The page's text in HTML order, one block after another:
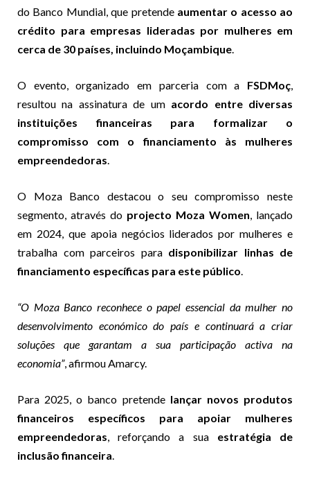
do Banco Mundial, que pretende aumentar o acesso ao
crédito para empresas lideradas por mulheres em
cerca de 30 países, incluindo Moçambique.
O evento, organizado em parceria com a FSDMoç,
resultou na assinatura de um acordo entre diversas
instituições financeiras para formalizar o
compromisso com o financiamento às mulheres
empreendedoras.
O Moza Banco destacou o seu compromisso neste
segmento, através do projecto Moza Women, lançado
em 2024, que apoia negócios liderados por mulheres e
trabalha com parceiros para disponibilizar linhas de
financiamento específicas para este público.
“O Moza Banco reconhece o papel essencial da mulher no
desenvolvimento económico do país e continuará a criar
soluções que garantam a sua participação activa na
economia”, afirmou Amarcy.
Para 2025, o banco pretende lançar novos produtos
financeiros específicos para apoiar mulheres
empreendedoras, reforçando a sua estratégia de
inclusão financeira.